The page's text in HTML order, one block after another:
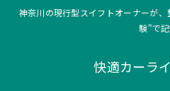
神奈川の現行型スイフトオーナーが
験"で
快適カーラ